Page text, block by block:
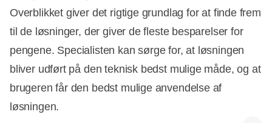
Overblikket giver det rigtige grundlag for at finde frem
til de løsninger, der giver de fleste besparelser for
pengene. Specialisten kan sørge for, at løsningen
bliver udført på den teknisk bedst mulige måde, og at
brugeren får den bedst mulige anvendelse af
løsningen.